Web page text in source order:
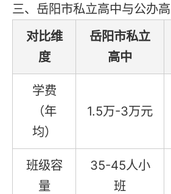
三、岳阳市私立高中与公办
对比维
度
岳阳市私立
高中
学费
（年
均）
1.5万-3万元
班级容
量
35-45人小
班